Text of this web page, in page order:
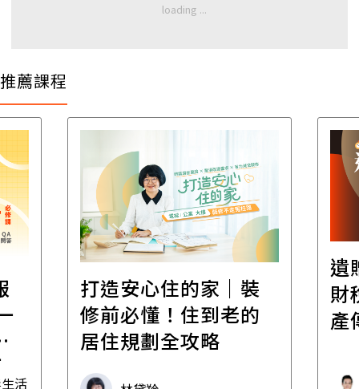
推薦課程
活
打造安心住的家｜裝
修前必懂！住到老的
居住規劃全攻略
遺
財
產